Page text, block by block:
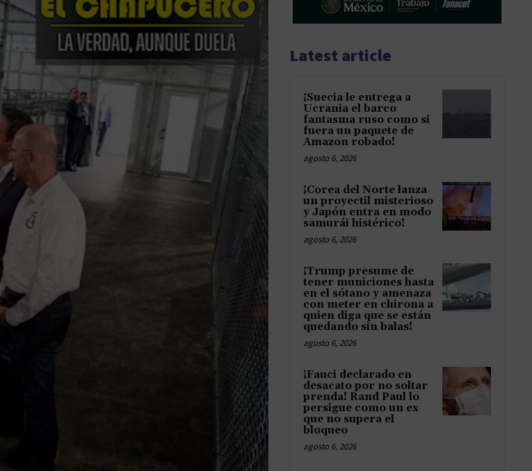
Latest article
¡Suecia le entrega a
Ucrania el barco
fantasma ruso como si
fuera un paquete de
Amazon robado!
agosto 6, 2026
¡Corea del Norte lanza
un proyectil misterioso
y Japón entra en modo
samurái histérico!
agosto 6, 2026
¡Trump presume de
tener municiones hasta
en el sótano y amenaza
con meter en chirona a
quien diga que se están
quedando sin balas!
agosto 6, 2026
¡Fauci declarado en
desacato por no soltar
prenda! Rand Paul lo
persigue como un ex
que no supera el
bloqueo
agosto 6, 2026